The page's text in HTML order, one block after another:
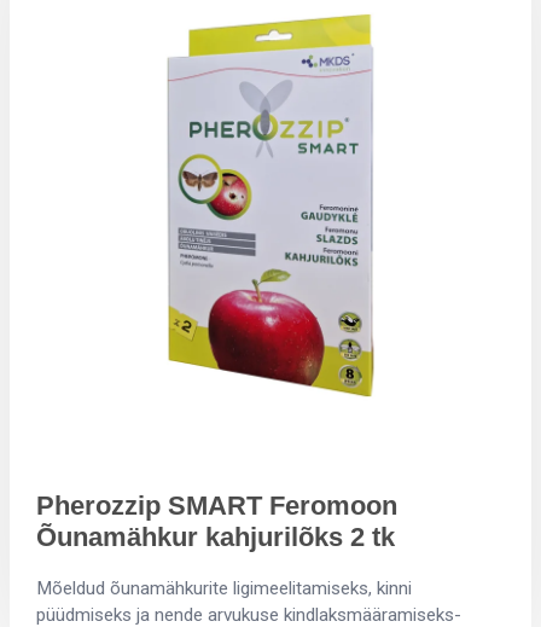
Pherozzip SMART Feromoon
Õunamähkur kahjurilõks 2 tk
Mõeldud õunamähkurite ligimeelitamiseks, kinni
püüdmiseks ja nende arvukuse kindlaksmääramiseks-